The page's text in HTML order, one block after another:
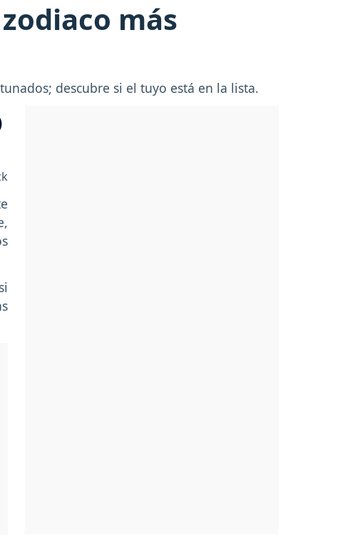
más
descubre si el tuyo está en la lista.